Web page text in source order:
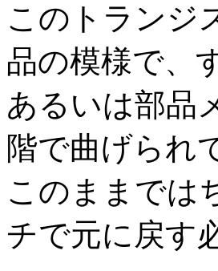
このトランジ
品の模様で、
あるいは部品
階で曲げられ
このままでは
チで元に戻す